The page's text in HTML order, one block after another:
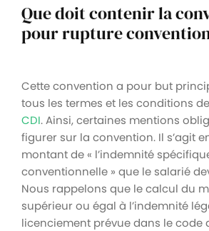
Que doit contenir la
pour rupture
Cette convention a pour but
tous les termes et les conditions
CDI. Ainsi, certaines mentions
figurer sur la convention. Il s’agit
montant de « l’indemnité
conventionnelle » que le salarié
Nous rappelons que le calcul du
supérieur ou égal à l’indemnité
licenciement prévue dans le code